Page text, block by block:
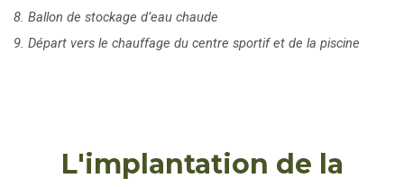
8. Ballon de stockage d’eau chaude
9. Départ vers le chauffage du centre sportif et de la piscine
L'implantation de la